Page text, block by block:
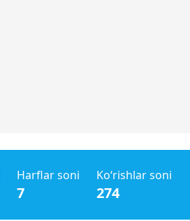
Harflar soni
7
Ko‘rishlar soni
274